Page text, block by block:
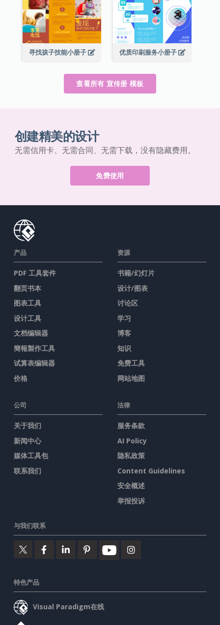
寻找孩子技能小册子 优质印刷服务小册子
查看所有 宣传册 模板
创建精美的设计
无需信用卡、无需合同、无需下载，没有隐藏费用。
免费使用
产品
PDF 工具套件
翻页书本
图表工具
设计工具
文档编辑器
簡報製作工具
试算表编辑器
价格
资源
书籍/幻灯片
设计/图表
讨论区
学习
博客
知识
免费工具
网站地图
公司
关于我们
新闻中心
媒体工具包
联系我们
法律
服务条款
AI Policy
隐私政策
Content Guidelines
安全概述
举报投诉
与我们联系
特色产品
Visual Paradigm在线